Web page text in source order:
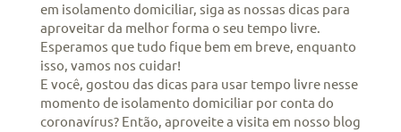
em isolamento domiciliar, siga as nossas dicas para
aproveitar da melhor forma o seu tempo livre.
Esperamos que tudo fique bem em breve, enquanto
isso, vamos nos cuidar!
E você, gostou das dicas para usar tempo livre nesse
momento de isolamento domiciliar por conta do
coronavírus? Então, aproveite a visita em nosso blog